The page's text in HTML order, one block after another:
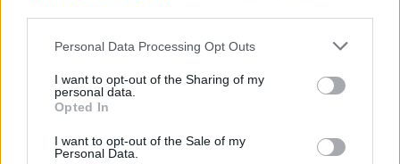
Please note that this website/app uses one or more Google
not limited to your visit or usage behaviour. You may click to
grant or deny consent to Google and its third-party tags to
use your data for below specified purposes in below Google
consent section.
Personal Data Processing Opt Outs
I want to opt-out of the Sharing of my
personal data.
Opted In
I want to opt-out of the Sale of my
Personal Data.
AUTOMOBILE
Varin : Renforcement en vue du partenariat PSA-
BMW
Infos.fr Unit · 19 Mar 2020
PSA : révision positive des objectifs 2009
Infos.fr Unit · 19 Mar 2020